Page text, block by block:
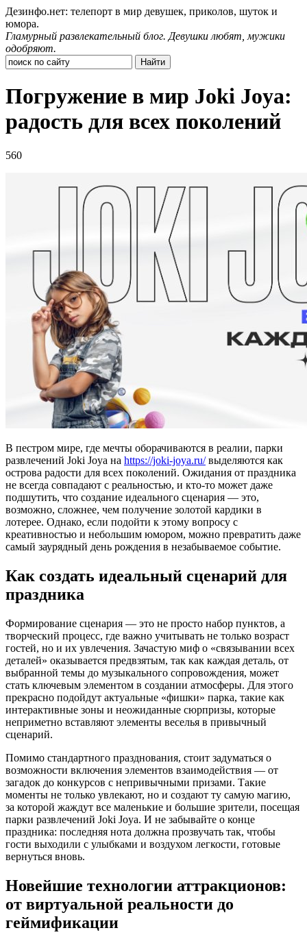
Дезинфо.нет: телепорт в мир девушек, приколов, шуток и
юмора.
Гламурный развлекательный блог. Девушки любят, мужики
одобряют.
Погружение в мир Joki Joya:
радость для всех поколений
560
В пестром мире, где мечты оборачиваются в реалии, парки
развлечений Joki Joya на https://joki-joya.ru/выделяются как
острова радости для всех поколений. Ожидания от праздника
не всегда совпадают с реальностью, и кто-то может даже
подшутить, что создание идеального сценария — это,
возможно, сложнее, чем получение золотой кардики в
лотерее. Однако, если подойти к этому вопросу с
креативностью и небольшим юмором, можно превратить даже
самый заурядный день рождения в незабываемое событие.
Как создать идеальный сценарий для
праздника
Формирование сценария — это не просто набор пунктов, а
творческий процесс, где важно учитывать не только возраст
гостей, но и их увлечения. Зачастую миф о «связывании всех
деталей» оказывается предвзятым, так как каждая деталь, от
выбранной темы до музыкального сопровождения, может
стать ключевым элементом в создании атмосферы. Для этого
прекрасно подойдут актуальные «фишки» парка, такие как
интерактивные зоны и неожиданные сюрпризы, которые
неприметно вставляют элементы веселья в привычный
сценарий.
Помимо стандартного празднования, стоит задуматься о
возможности включения элементов взаимодействия — от
загадок до конкурсов с непривычными призами. Такие
моменты не только увлекают, но и создают ту самую магию,
за которой жаждут все маленькие и большие зрители, посещая
парки развлечений Joki Joya. И не забывайте о конце
праздника: последняя нота должна прозвучать так, чтобы
гости выходили с улыбками и воздухом легкости, готовые
вернуться вновь.
Новейшие технологии аттракционов:
от виртуальной реальности до
геймификации